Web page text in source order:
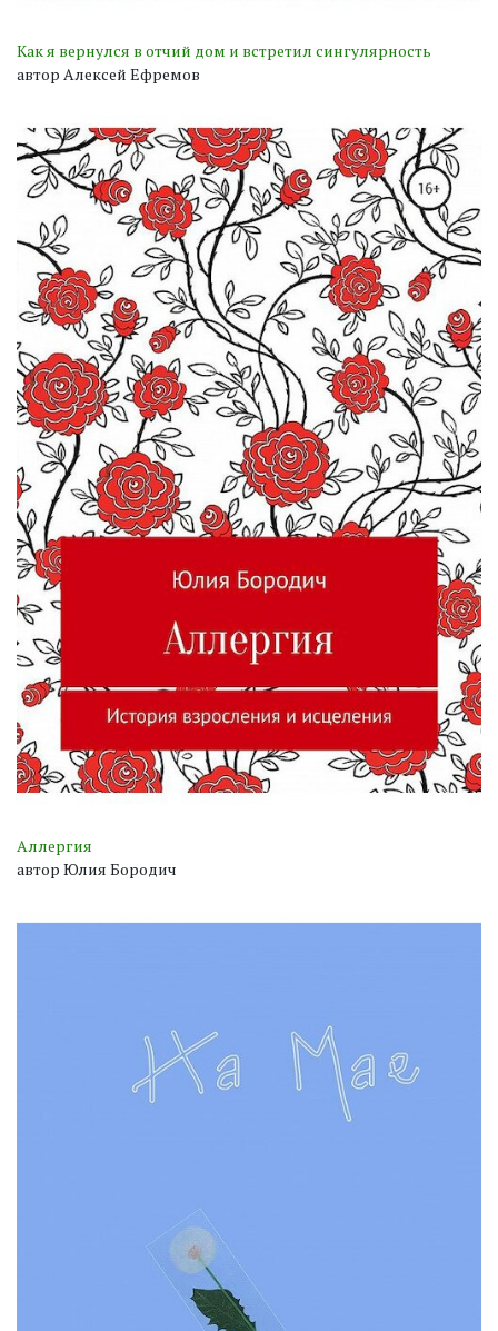
Как я вернулся в отчий дом и встретил сингулярность
автор Алексей Ефремов
Аллергия
автор Юлия Бородич